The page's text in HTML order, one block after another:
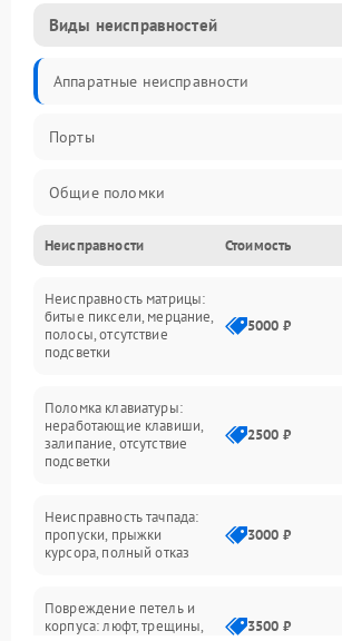
Виды неисправностей
Аппаратные неисправности
Порты
Общие поломки
Устройства
Программные ошибки
Электрические и системные сбои
Интерфейсные проблемы
Батарея
Сеть и интернет
Неисправности Стоимость
Неисправность матрицы:
битые пиксели, мерцание,
полосы, отсутствие
подсветки
5000 ₽
Поломка клавиатуры:
неработающие клавиши,
залипание, отсутствие
подсветки
2500 ₽
Неисправность тачпада:
пропуски, прыжки
курсора, полный отказ
3000 ₽
Повреждение петель и
корпуса: люфт, трещины,
3500 ₽